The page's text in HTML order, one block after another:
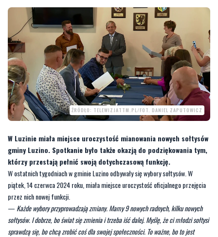
ŹRÓDŁO: TELEWIZJATTM.PL/FOT. DANIEL ZAPUTOWICZ
W Luzinie miała miejsce uroczystość mianowania nowych sołtysów
gminy Luzino. Spotkanie było także okazją do podziękowania tym,
którzy przestają pełnić swoją dotychczasową funkcję.
W ostatnich tygodniach w gminie Luzino odbywały się wybory sołtysów. W
piątek, 14 czerwca 2024 roku, miała miejsce uroczystość oficjalnego przejęcia
przez nich nowej funkcji.
— Każde wybory przyprowadzają zmiany. Mamy 9 nowych radnych, kilku nowych
sołtysów. I dobrze, bo świat się zmienia i trzeba iść dalej. Myślę, że ci młodzi sołtysi
sprawdzą się, bo chcą zrobić coś dla swojej społeczności. To ważne, bo to jest